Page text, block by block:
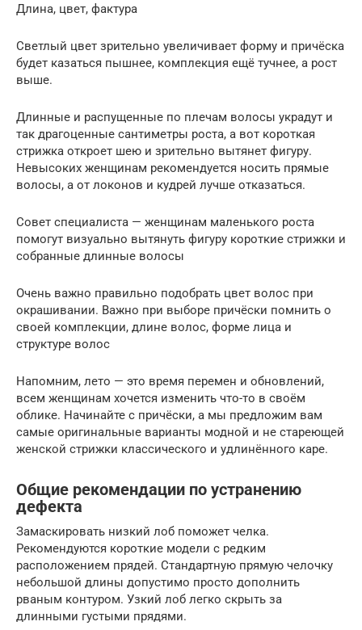
Длина, цвет, фактура
Светлый цвет зрительно увеличивает форму и причёска
будет казаться пышнее, комплекция ещё тучнее, а рост
выше.
Длинные и распущенные по плечам волосы украдут и
так драгоценные сантиметры роста, а вот короткая
стрижка откроет шею и зрительно вытянет фигуру.
Невысоких женщинам рекомендуется носить прямые
волосы, а от локонов и кудрей лучше отказаться.
Совет специалиста — женщинам маленького роста
помогут визуально вытянуть фигуру короткие стрижки и
собранные длинные волосы
Очень важно правильно подобрать цвет волос при
окрашивании. Важно при выборе причёски помнить о
своей комплекции, длине волос, форме лица и
структуре волос
Напомним, лето — это время перемен и обновлений,
всем женщинам хочется изменить что-то в своём
облике. Начинайте с причёски, а мы предложим вам
самые оригинальные варианты модной и не стареющей
женской стрижки классического и удлинённого каре.
Общие рекомендации по устранению
дефекта
Замаскировать низкий лоб поможет челка.
Рекомендуются короткие модели с редким
расположением прядей. Стандартную прямую челочку
небольшой длины допустимо просто дополнить
рваным контуром. Узкий лоб легко скрыть за
длинными густыми прядями.